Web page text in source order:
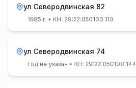
ул Северодвинская 82
1985 г. • КН: 29:22:050103:110
ул Северодвинская 74
Год не указан • КН: 29:22:050108:144